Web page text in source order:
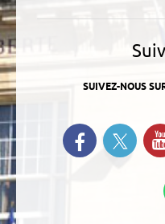
SUIVEZ-NOUS